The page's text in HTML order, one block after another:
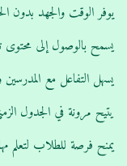
يوفر الوقت والجهد بدون
يسمح بالوصول إلى محتوى
يسهل التفاعل مع المدرسين
يتيح مرونة في الجدول
يمنح فرصة للطلاب لتعلم